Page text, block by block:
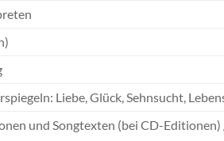
Liebe, Glück, Sehnsucht,
und Songtexten (bei CD-